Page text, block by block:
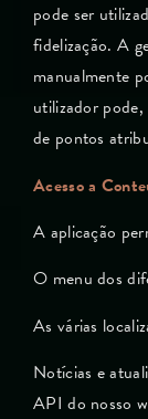
pode ser
fidelização. A
manualmente
utilizador
de pontos
Acesso a
A aplicação
O menu dos
As várias
Notícias e
API do nosso